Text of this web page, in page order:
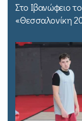
Στο Ιβανώφειο
«Θεσσαλονίκη